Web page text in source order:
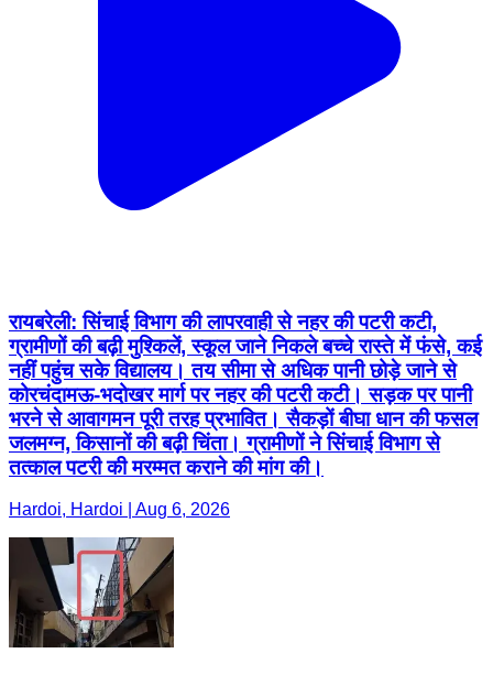
रायबरेली: सिंचाई विभाग की लापरवाही से नहर की पटरी कटी,
ग्रामीणों की बढ़ी मुश्किलें, स्कूल जाने निकले बच्चे रास्ते में फंसे, कई
नहीं पहुंच सके विद्यालय। तय सीमा से अधिक पानी छोड़े जाने से
कोरचंदामऊ-भदोखर मार्ग पर नहर की पटरी कटी। सड़क पर पानी
भरने से आवागमन पूरी तरह प्रभावित। सैकड़ों बीघा धान की फसल
जलमग्न, किसानों की बढ़ी चिंता। ग्रामीणों ने सिंचाई विभाग से
तत्काल पटरी की मरम्मत कराने की मांग की।
Hardoi, Hardoi | Aug 6, 2026